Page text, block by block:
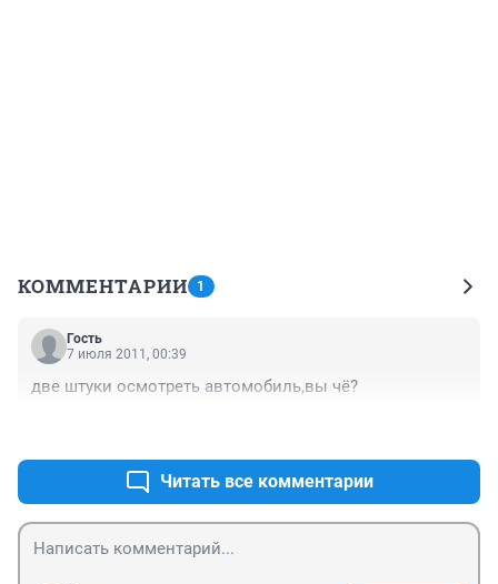
КОММЕНТАРИИ 1
Гость
7 июля 2011, 00:39
две штуки осмотреть автомобиль,вы чё?
Читать все комментарии